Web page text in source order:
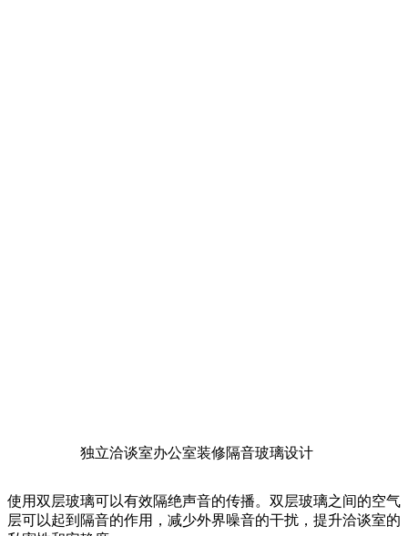
独立洽谈室办公室装修隔音玻璃设计
使用双层玻璃可以有效隔绝声音的传播。双层玻璃之间的空气
层可以起到隔音的作用，减少外界噪音的干扰，提升洽谈室的